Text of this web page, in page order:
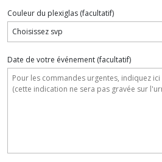
Couleur du plexiglas (facultatif)
Date de votre événement (facultatif)